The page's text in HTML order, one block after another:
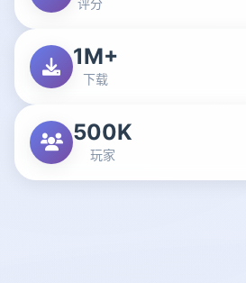
1M+
下载
500K
玩家